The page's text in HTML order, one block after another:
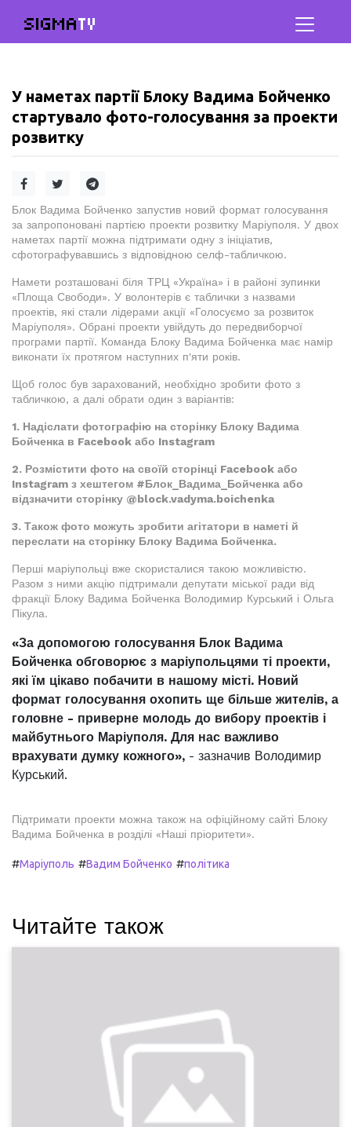
SIGMATV
У наметах партії Блоку Вадима Бойченко
стартувало фото-голосування за проекти
розвитку
Блок Вадима Бойченко запустив новий формат голосування
за запропоновані партією проекти розвитку Маріуполя. У двох
наметах партії можна підтримати одну з ініціатив,
сфотографувавшись з відповідною селф-табличкою.
Намети розташовані біля ТРЦ «Україна» і в районі зупинки
«Площа Свободи». У волонтерів є таблички з назвами
проектів, які стали лідерами акції «Голосуємо за розвиток
Маріуполя». Обрані проекти увійдуть до передвиборчої
програми партії. Команда Блоку Вадима Бойченка має намір
виконати їх протягом наступних п'яти років.
Щоб голос був зарахований, необхідно зробити фото з
табличкою, а далі обрати один з варіантів:
1. Надіслати фотографію на сторінку Блоку Вадима
Бойченка в Facebook або Instagram
2. Розмістити фото на своїй сторінці Facebook або
Instagram з хештегом #Блок_Вадима_Бойченка або
відзначити сторінку @block.vadyma.boichenka
3. Також фото можуть зробити агітатори в наметі й
переслати на сторінку Блоку Вадима Бойченка.
Перші маріупольці вже скористалися такою можливістю.
Разом з ними акцію підтримали депутати міської ради від
фракції Блоку Вадима Бойченка Володимир Курський і Ольга
Пікула.
«За допомогою голосування Блок Вадима
Бойченка обговорює з маріупольцями ті проекти,
які їм цікаво побачити в нашому місті. Новий
формат голосування охопить ще більше жителів, а
головне - приверне молодь до вибору проектів і
майбутнього Маріуполя. Для нас важливо
врахувати думку кожного», - зазначив Володимир
Курський.
Підтримати проекти можна також на офіційному сайті Блоку
Вадима Бойченка в розділі «Наші пріоритети».
#Маріуполь #Вадим Бойченко #політика
Читайте також